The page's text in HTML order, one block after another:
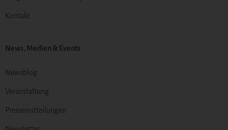
Kontakt
News, Medien & Events
Newsblog
Veranstaltung
Pressemitteilungen